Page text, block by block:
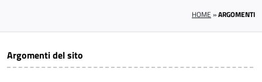
HOME »ARGOMENTI
Argomenti del sito